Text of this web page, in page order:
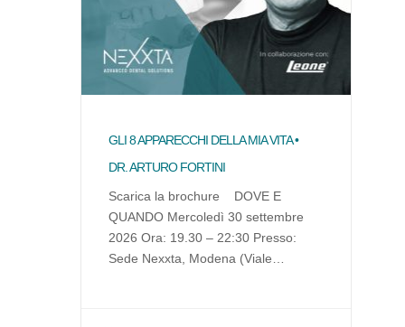
GLI 8 APPARECCHI DELLA MIA VITA •
DR. ARTURO FORTINI
Scarica la brochure DOVE E
QUANDO Mercoledì 30 settembre
2026 Ora: 19.30 – 22:30 Presso:
Sede Nexxta, Modena (Viale